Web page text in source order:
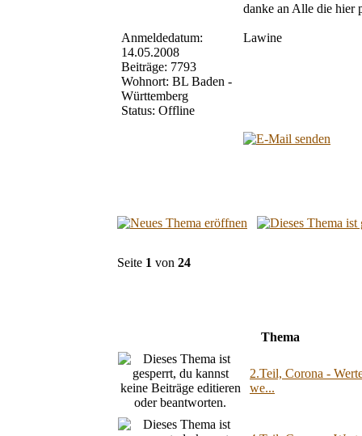
Anmeldedatum:
14.05.2008
Beiträge: 7793
Wohnort: BL Baden -
Württemberg
Status: Offline
danke an Alle die hier
Lawine
Seite 1 von 24
Thema
2.Teil, Corona -
we...